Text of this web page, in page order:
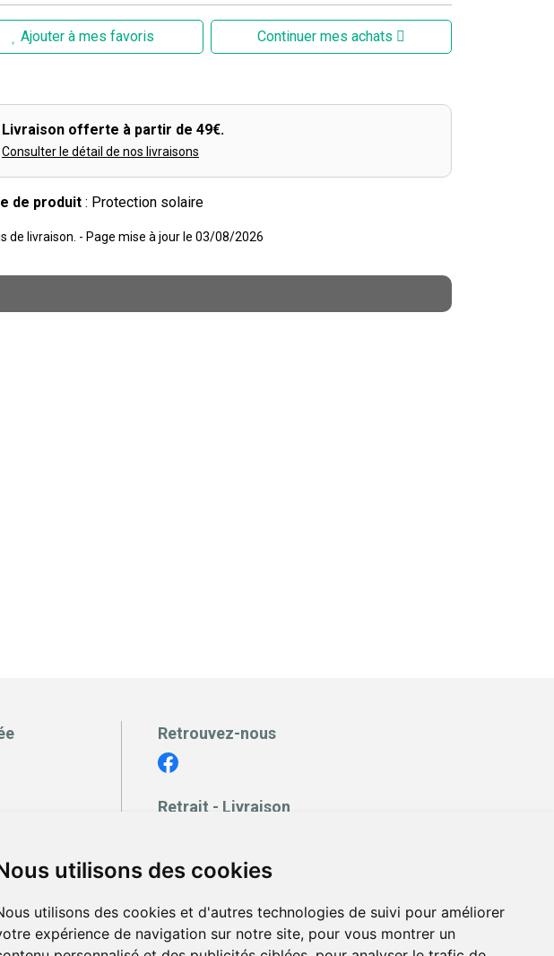
utilisons des cookies
utilisons des cookies et d'autres technologies de suivi pour améliorer
expérience de navigation sur notre site, pour vous montrer un
Ajouter à mes favoris Continuer mes achats
Livraison offerte à partir de 49€.
Consulter le détail de nos livraisons
de produit : Protection solaire
de livraison. - Page mise à jour le 03/08/2026
Retrouvez-nous
Retrait - Livraison
Livraison à domicile